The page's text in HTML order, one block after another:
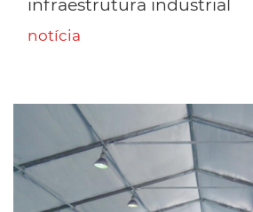
infraestrutura industrial
notícia